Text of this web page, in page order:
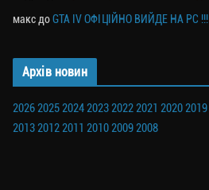
макс доGTA IV ОФІЦІЙНО ВИЙДЕ НА PC !!!
Архів новин
202620252024202320222021 20202019
201320122011 201020092008